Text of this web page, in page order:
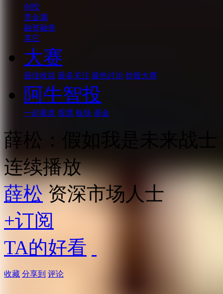
创投
贵金属
融资融券
其它
大赛
最佳收益 最多关注 最热讨论 炒股大赛
阿牛智投
一起看盘 股票 板块 基金
薛松：假如我是未来战士
连续播放
薛松 资深市场人士
+订阅
TA的好看
收藏 分享到 评论